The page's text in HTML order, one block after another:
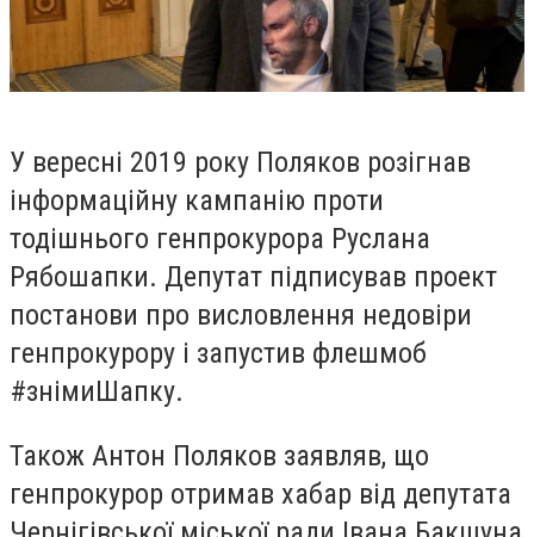
У вересні 2019 року Поляков розігнав
інформаційну кампанію проти
тодішнього генпрокурора Руслана
Рябошапки. Депутат підписував проект
постанови про висловлення недовіри
генпрокурору і запустив флешмоб
#знімиШапку.
Також Антон Поляков заявляв, що
генпрокурор отримав хабар від депутата